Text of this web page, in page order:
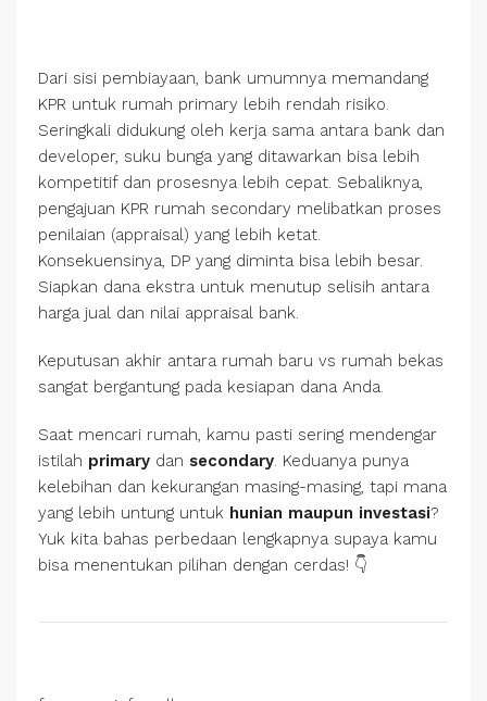
Dari sisi pembiayaan, bank umumnya memandang
KPR untuk rumah primary lebih rendah risiko.
Seringkali didukung oleh kerja sama antara bank dan
developer, suku bunga yang ditawarkan bisa lebih
kompetitif dan prosesnya lebih cepat. Sebaliknya,
pengajuan KPR rumah secondary melibatkan proses
penilaian (appraisal) yang lebih ketat.
Konsekuensinya, DP yang diminta bisa lebih besar.
Siapkan dana ekstra untuk menutup selisih antara
harga jual dan nilai appraisal bank.
Keputusan akhir antara rumah baru vs rumah bekas
sangat bergantung pada kesiapan dana Anda.
Saat mencari rumah, kamu pasti sering mendengar
istilah primary dan secondary. Keduanya punya
kelebihan dan kekurangan masing-masing, tapi mana
yang lebih untung untuk hunian maupun investasi?
Yuk kita bahas perbedaan lengkapnya supaya kamu
bisa menentukan pilihan dengan cerdas! 👇